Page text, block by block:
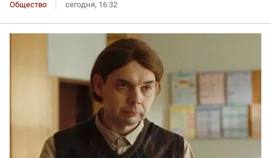
Общество сегодня, 16:32